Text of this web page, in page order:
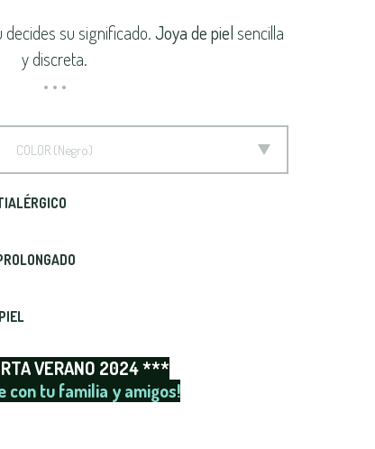
decides su significado.Joya de piel sencilla
y discreta.
COLOR Negro
VERANO 2024 ***
con tu familia y amigos!